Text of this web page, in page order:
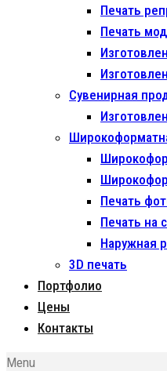
Печать
Печать
Сувенирная
Печать
Печать на
Наружная
3D печать
Портфолио
Цены
Контакты
Menu